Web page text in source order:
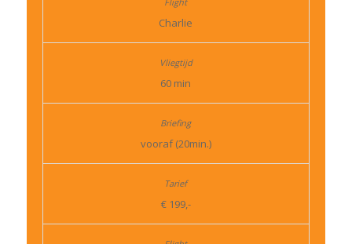
Charlie
60 min
vooraf (20min.)
€ 199,-